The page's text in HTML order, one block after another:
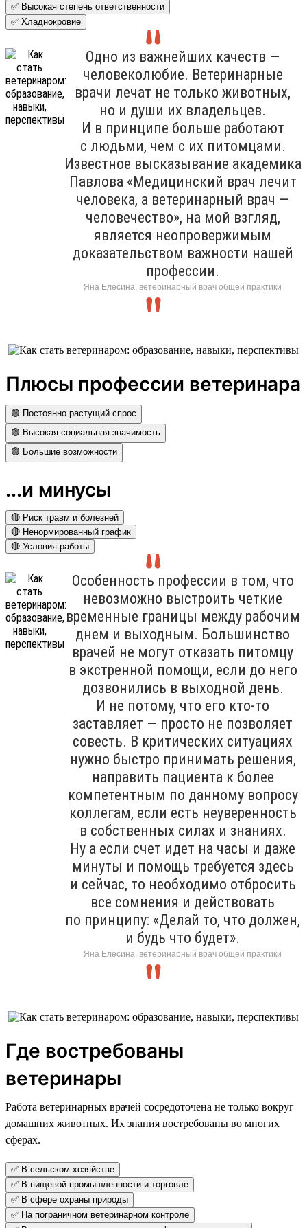
✅ Высокая степень ответственности
✅ Хладнокровие
Одно из важнейших качеств —
человеколюбие. Ветеринарные
врачи лечат не только животных,
но и души их владельцев.
И в принципе больше работают
с людьми, чем с их питомцами.
Известное высказывание академика
Павлова «Медицинский врач лечит
человека, а ветеринарный врач —
человечество», на мой взгляд,
является неопровержимым
доказательством важности нашей
профессии.
Яна Елесина, ветеринарный врач общей практики
Плюсы профессии ветеринара
🟢 Постоянно растущий спрос
🟢 Высокая социальная значимость
🟢 Большие возможности
...и минусы
🔴 Риск травм и болезней
🔴 Ненормированный график
🔴 Условия работы
Особенность профессии в том, что
невозможно выстроить четкие
временные границы между рабочим
днем и выходным. Большинство
врачей не могут отказать питомцу
в экстренной помощи, если до него
дозвонились в выходной день.
И не потому, что его кто-то
заставляет — просто не позволяет
совесть. В критических ситуациях
нужно быстро принимать решения,
направить пациента к более
компетентным по данному вопросу
коллегам, если есть неуверенность
в собственных силах и знаниях.
Ну а если счет идет на часы и даже
минуты и помощь требуется здесь
и сейчас, то необходимо отбросить
все сомнения и действовать
по принципу: «Делай то, что должен,
и будь что будет».
Яна Елесина, ветеринарный врач общей практики
Где востребованы
ветеринары
Работа ветеринарных врачей сосредоточена не только вокруг
домашних животных. Их знания востребованы во многих
сферах.
✅ В сельском хозяйстве
✅ В пищевой промышленности и торговле
✅ В сфере охраны природы
✅ На пограничном ветеринарном контроле